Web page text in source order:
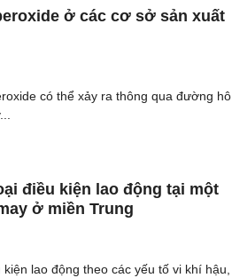
ở các cơ sở sản xuất
có thể xảy ra thông qua đường hô
điều kiện lao động tại một
ở miền Trung
lao động theo các yếu tố vi khí hậu,